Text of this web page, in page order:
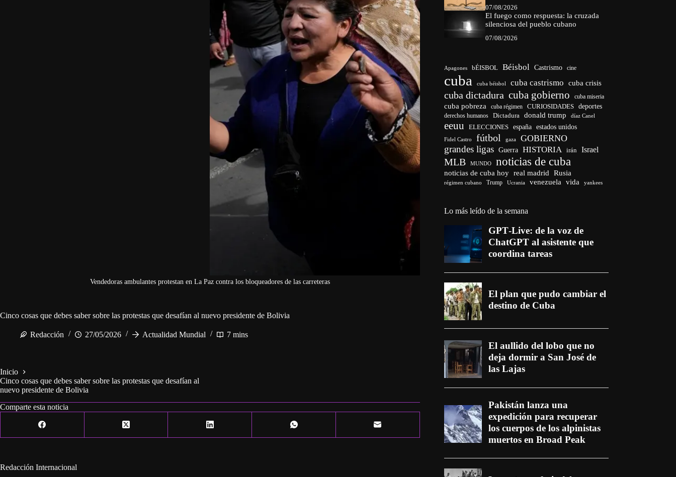
Vendedoras ambulantes protestan en La Paz contra los bloqueadores de las carreteras
Cinco cosas que debes saber sobre las protestas que desafían al nuevo presidente de Bolivia
Redacción 27/05/2026 Actualidad Mundial 7 mins
Inicio
Cinco cosas que debes saber sobre las protestas que desafían al
nuevo presidente de Bolivia
Comparte esta noticia
Redacción Internacional
07/08/2026
El fuego como respuesta: la cruzada
silenciosa del pueblo cubano
07/08/2026
Apagones bÉISBOL Béisbol Castrismo cine
cuba cuba béisbol cuba castrismo cuba crisis
cuba dictadura cuba gobierno cuba miseria
cuba pobreza cuba régimen CURIOSIDADES deportes
derechos humanos Dictadura donald trump díaz Canel
eeuu ELECCIONES españa estados unidos
Fidel Castro fútbol gaza GOBIERNO
grandes ligas Guerra HISTORIA irán Israel
MLB MUNDO noticias de cuba
noticias de cuba hoy real madrid Rusia
régimen cubano Trump Ucrania venezuela vida yankees
Lo más leído de la semana